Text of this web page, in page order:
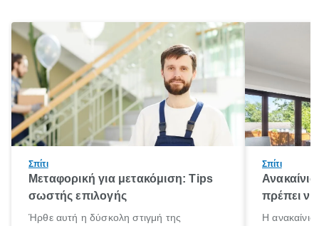
Σπίτι
Μεταφορική για μετακόμιση: Tips
σωστής επιλογής
Ήρθε αυτή η δύσκολη στιγμή της
Σπίτι
πρέπει να
Η